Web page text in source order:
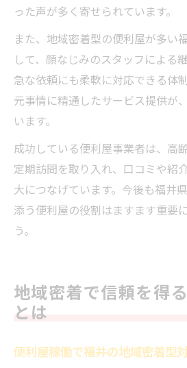
った声が多く寄せられています。
また、地域密着型の便利屋が多い
して、顔なじみのスタッフによる
急な依頼にも柔軟に対応できる体
元事情に精通したサービス提供が
います。
成功している便利屋事業者は、高
定期訪問を取り入れ、口コミや紹
大につなげています。今後も福井
添う便利屋の役割はますます重要
う。
地域密着で信頼を得
とは
便利屋稼働で福井の地域密着型